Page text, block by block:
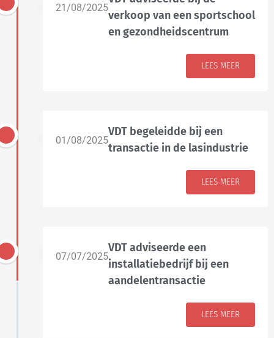
21/08/2025
verkoop van een sportschool
en gezondheidscentrum
LEES MEER
01/08/2025
VDT begeleidde bij een
transactie in de lasindustrie
LEES MEER
07/07/2025
VDT adviseerde een
installatiebedrijf bij een
aandelentransactie
LEES MEER